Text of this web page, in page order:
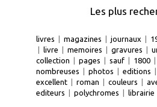
Les plus
livres | magazines | journaux |
| livre | memoires | gravures |
collection | pages | sauf | 1800 |
nombreuses | photos | editions |
excellent | roman | couleurs |
editeurs | polychromes | librairie